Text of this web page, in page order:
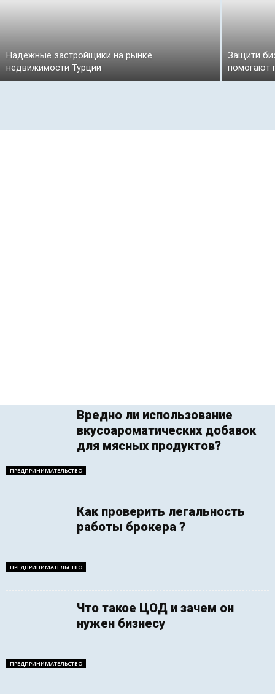
Надежные застройщики на рынке
недвижимости Турции
Защити
помогают
ПРЕДПРИНИМАТЕЛЬСТВО
Вредно ли использование
вкусоароматических добавок
для мясных продуктов?
ПРЕДПРИНИМАТЕЛЬСТВО
Как проверить легальность
работы брокера ?
ПРЕДПРИНИМАТЕЛЬСТВО
Что такое ЦОД и зачем он
нужен бизнесу